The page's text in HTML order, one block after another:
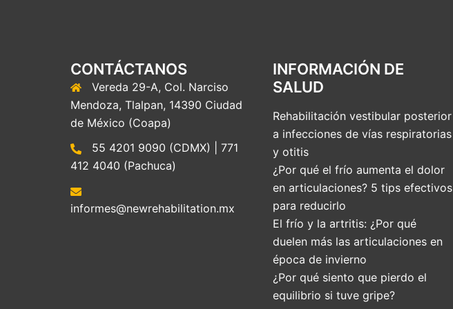
CONTÁCTANOS
Vereda 29-A, Col. Narciso
Mendoza, Tlalpan, 14390 Ciudad
de México (Coapa)
55 4201 9090 (CDMX) | 771
412 4040 (Pachuca)
informes@newrehabilitation.mx
INFORMACIÓN DE
SALUD
Rehabilitación vestibular posterior
a infecciones de vías respiratorias
y otitis
¿Por qué el frío aumenta el dolor
en articulaciones? 5 tips efectivos
para reducirlo
El frío y la artritis: ¿Por qué
duelen más las articulaciones en
época de invierno
¿Por qué siento que pierdo el
equilibrio si tuve gripe?